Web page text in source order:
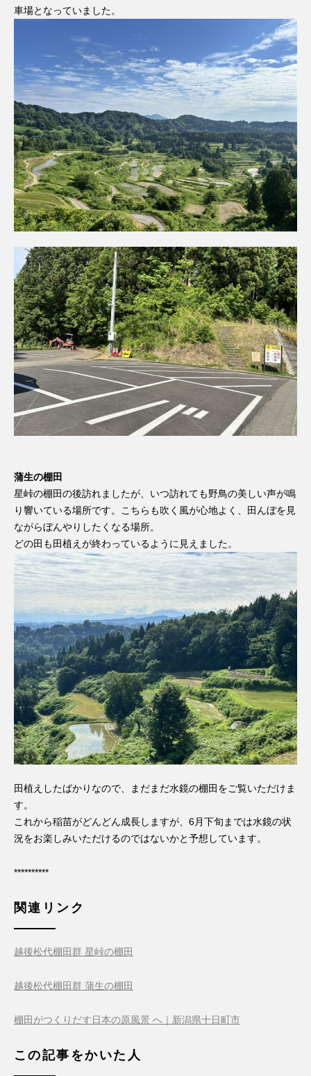
車場となっていました。
蒲生の棚田
星峠の棚田の後訪れましたが、いつ訪れても野鳥の美しい声が鳴
り響いている場所です。こちらも吹く風が心地よく、田んぼを見
ながらぼんやりしたくなる場所。
どの田も田植えが終わっているように見えました。
田植えしたばかりなので、まだまだ水鏡の棚田をご覧いただけま
す。
これから稲苗がどんどん成長しますが、6月下旬までは水鏡の状
況をお楽しみいただけるのではないかと予想しています。
**********
関連リンク
越後松代棚田群 星峠の棚田
越後松代棚田群 蒲生の棚田
棚田がつくりだす日本の原風景 へ｜新潟県十日町市
この記事をかいた人